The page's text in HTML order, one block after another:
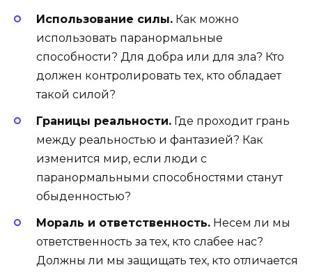
Использование силы. Как можно
использовать паранормальные
способности? Для добра или для зла? Кто
должен контролировать тех, кто обладает
такой силой?
Границы реальности. Где проходит грань
между реальностью и фантазией? Как
изменится мир, если люди с
паранормальными способностями станут
обыденностью?
Мораль и ответственность. Несем ли мы
ответственность за тех, кто слабее нас?
Должны ли мы защищать тех, кто отличается